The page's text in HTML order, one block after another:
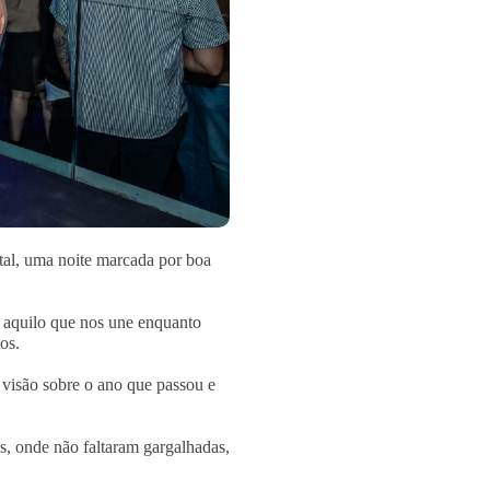
uma noite marcada por boa
que nos une enquanto
sobre o ano que passou e
onde não faltaram gargalhadas,